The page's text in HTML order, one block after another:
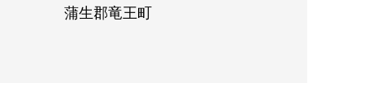
蒲生郡竜王町